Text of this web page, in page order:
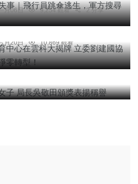
月06日 9,254 觀看 2 分享
育中心在雲科大揭牌 立委劉建
月20日
10,869 觀看
蔡幸恩搶救仰藥自殘女子 局長吳敬田頒獎表揚稱譽